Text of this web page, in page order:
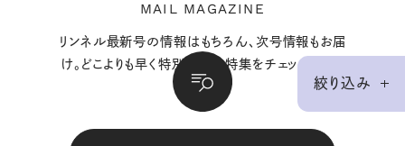
MAIL MAGAZINE
リンネル最新号の情報はもちろん、次号情報もお届
け。どこよりも早く特別付録や特集をチェックできま
す。
絞り込み